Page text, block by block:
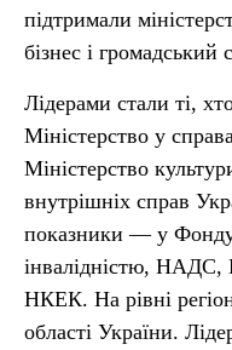
підтримали
бізнес і громадський
Лідерами стали ті,
Міністерство у
Міністерство
внутрішніх справ
показники — у Фонду
інвалідністю, НАДС,
НКЕК. На рівні
області України.